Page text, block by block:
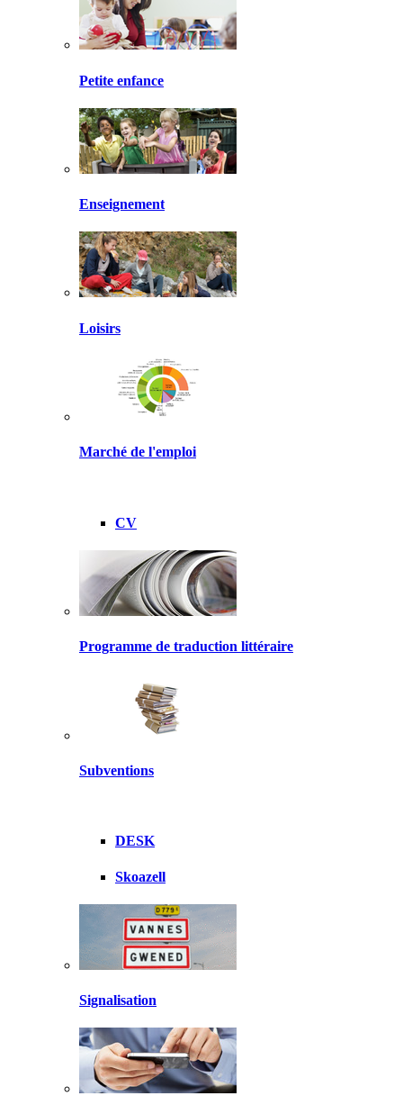
Petite enfance
Enseignement
Loisirs
Marché de l'emploi
CV
Programme de traduction littéraire
Subventions
DESK
Skoazell
Signalisation